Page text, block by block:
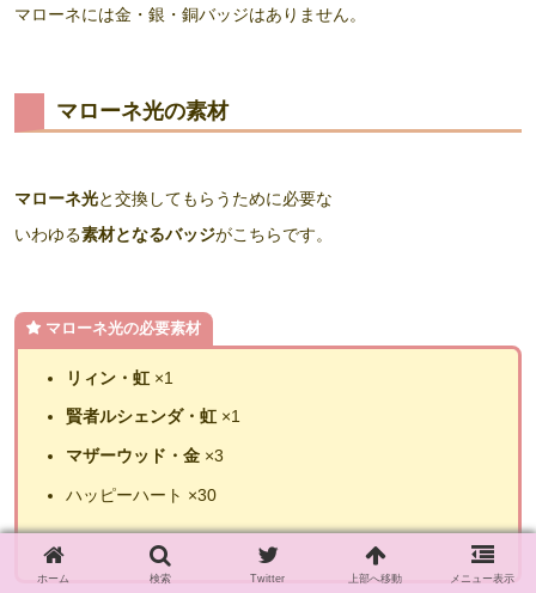
マローネには金・銀・銅バッジはありません。
マローネ光の素材
マローネ光と交換してもらうために必要な
いわゆる素材となるバッジがこちらです。
マローネ光の必要素材
リィン・虹×1
賢者ルシェンダ・虹×1
マザーウッド・金×3
ハッピーハート ×30
ホーム 検索 Twitter 上部へ移動 メニュー表示